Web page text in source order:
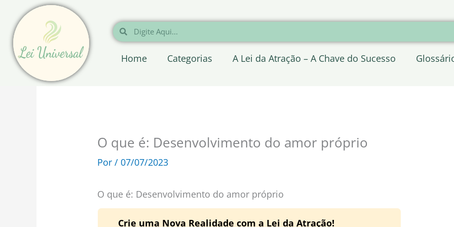
para
conteúdo
Pesquisar
Pesquisar
Home Categorias A Lei da Atração – A Chave do Sucesso
O que é: Desenvolvimento do amor próprio
Por/ 07/07/2023
O que é: Desenvolvimento do amor próprio
Crie uma Nova Realidade com a Lei da Atração!